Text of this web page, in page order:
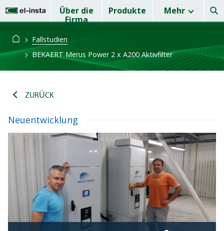
Über die
Firma
Produkte Mehr
Fallstudien
BEKAERT Merus Power 2 x A200 Aktivfilter
ZURÜCK
Neuentwicklung